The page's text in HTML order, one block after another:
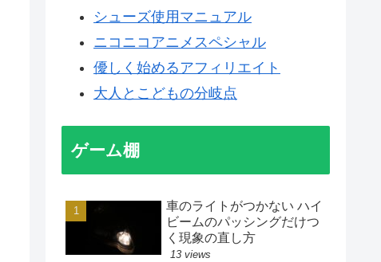
シューズ使用マニュアル
ニコニコアニメスペシャル
優しく始めるアフィリエイト
大人とこどもの分岐点
ゲーム棚
車のライトがつかない ハイ
ビームのパッシングだけつ
く現象の直し方
13 views